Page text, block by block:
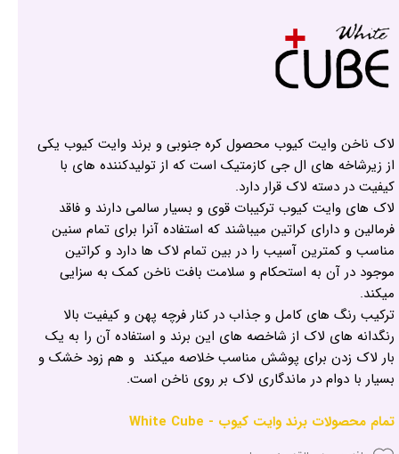
لاک ناخن وایت کیوب محصول کره جنوبی و برند وایت کیوب یکی
از زیرشاخه های ال جی کازمتیک است که از تولیدکننده های با
کیفیت در دسته لاک قرار دارد.
لاک های وایت کیوب ترکیبات قوی و بسیار سالمی دارند و فاقد
فرمالین و دارای کراتین میباشند که استفاده آنرا برای تمام سنین
مناسب و کمترین آسیب را در بین تمام لاک ها دارد و کراتین
موجود در آن به استحکام و سلامت بافت ناخن کمک به سزایی
میکند.
ترکیب رنگ های کامل و جذاب در کنار فرچه پهن و کیفیت بالا
رنگدانه های لاک از شاخصه های این برند و استفاده آن را به یک
بار لاک زدن برای پوشش مناسب خلاصه میکند و هم زود خشک و
بسیار با دوام در ماندگاری لاک بر روی ناخن است.
تمام محصولات برند وایت کیوب - White Cube